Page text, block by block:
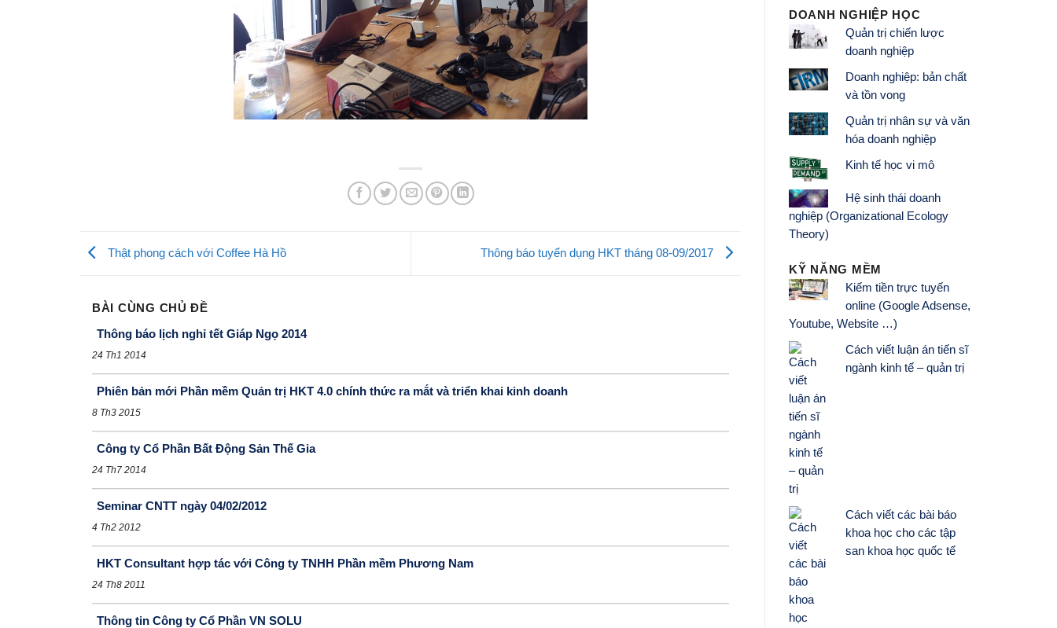
Thật phong cách với Coffee Hà Hồ Thông báo tuyển dụng HKT tháng 08-09/2017
BÀI CÙNG CHỦ ĐỀ
Thông báo lịch nghỉ tết Giáp Ngọ 2014
24 Th1 2014
Phiên bản mới Phần mềm Quản trị HKT 4.0 chính thức ra mắt và triển khai kinh doanh
8 Th3 2015
Công ty Cổ Phần Bất Động Sản Thế Gia
24 Th7 2014
Seminar CNTT ngày 04/02/2012
4 Th2 2012
HKT Consultant hợp tác với Công ty TNHH Phần mềm Phương Nam
24 Th8 2011
Thông tin Công ty Cổ Phần VN SOLU
DOANH NGHIỆP HỌC
Quản trị chiến lược
doanh nghiệp
Doanh nghiệp: bản chất
và tồn vong
Quản trị nhân sự và văn
hóa doanh nghiệp
Kinh tế học vi mô
Hệ sinh thái doanh
nghiệp (Organizational Ecology
Theory)
KỸ NĂNG MỀM
Kiếm tiền trực tuyến
online (Google Adsense,
Youtube, Website …)
Cách viết luận án tiến sĩ
ngành kinh tế – quản trị
Cách viết các bài báo
khoa học cho các tập
san khoa học quốc tế